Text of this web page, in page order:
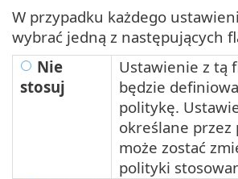
W przypadku każdego
wybrać jedną z następujących
Nie
stosuj
Ustawienie z tą
będzie
politykę.
określane
może zostać
polityki